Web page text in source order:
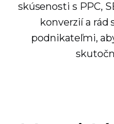
skúsenosti s PPC,
konverzií a rád
podnikateľmi,